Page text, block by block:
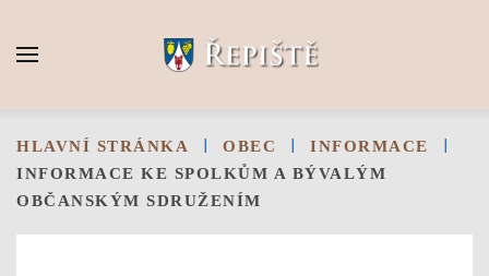
Skip to main content
HLAVNÍ STRÁNKA OBEC
INFORMACE
INFORMACE KE SPOLKŮM A BÝVALÝM
OBČANSKÝM SDRUŽENÍM